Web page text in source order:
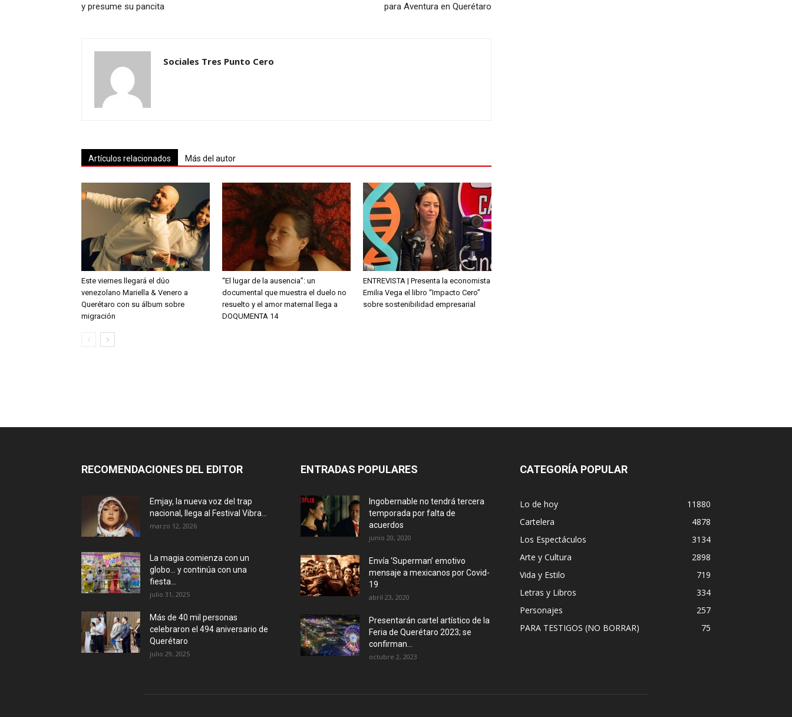
y presume su pancita
para Aventura en Querétaro
Sociales Tres Punto Cero
Artículos relacionados Más del autor
Este viernes llegará el dúo
venezolano Mariella & Venero a
Querétaro con su álbum sobre
migración
“El lugar de la ausencia”: un
documental que muestra el duelo no
resuelto y el amor maternal llega a
DOQUMENTA 14
ENTREVISTA | Presenta la economista
Emilia Vega el libro “Impacto Cero”
sobre sostenibilidad empresarial
RECOMENDACIONES DEL EDITOR
Emjay, la nueva voz del trap
nacional, llega al Festival Vibra...
marzo 12, 2026
La magia comienza con un
globo… y continúa con una
fiesta...
julio 31, 2025
Más de 40 mil personas
celebraron el 494 aniversario de
Querétaro
julio 29, 2025
ENTRADAS POPULARES
Ingobernable no tendrá tercera
temporada por falta de
acuerdos
junio 20, 2020
Envía ‘Superman’ emotivo
mensaje a mexicanos por Covid-
19
abril 23, 2020
Presentarán cartel artístico de la
Feria de Querétaro 2023; se
confirman...
octubre 2, 2023
CATEGORÍA POPULAR
Lo de hoy
11880
Cartelera
4878
Los Espectáculos
3134
Arte y Cultura
2898
Vida y Estilo
719
Letras y Libros
334
Personajes
257
PARA TESTIGOS (NO BORRAR)
75